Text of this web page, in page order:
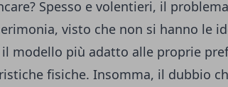
Spesso e volentieri, il
visto che non si hanno le
il modello più adatto alle proprie
fisiche. Insomma, il dubbio